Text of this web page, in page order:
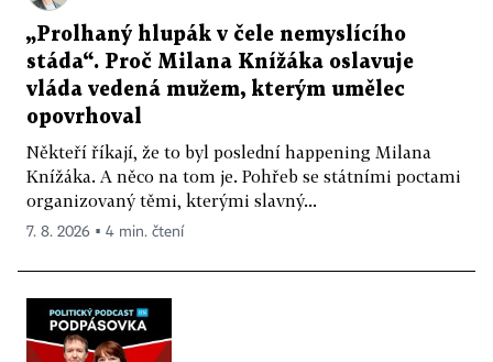
„Prolhaný hlupák v čele nemyslícího
stáda“. Proč Milana Knížáka oslavuje
vláda vedená mužem, kterým umělec
opovrhoval
Někteří říkají, že to byl poslední happening Milana
Knížáka. A něco na tom je. Pohřeb se státními poctami
organizovaný těmi, kterými slavný...
7. 8. 2026 ▪ 4 min. čtení